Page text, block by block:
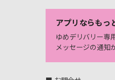
アプリならもっ
ゆめデリバリー専
メッセージの通知